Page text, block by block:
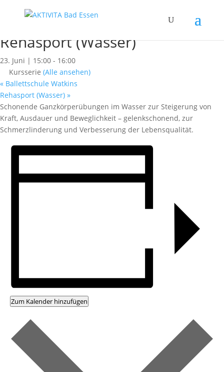
« Alle Kurse
Rehasport (Wasser)
23. Juni | 15:00 - 16:00
Kursserie (Alle ansehen)
« Ballettschule Watkins
Rehasport (Wasser) »
Schonende Ganzkörperübungen im Wasser zur Steigerung von
Kraft, Ausdauer und Beweglichkeit – gelenkschonend, zur
Schmerzlinderung und Verbesserung der Lebensqualität.
Zum Kalender hinzufügen